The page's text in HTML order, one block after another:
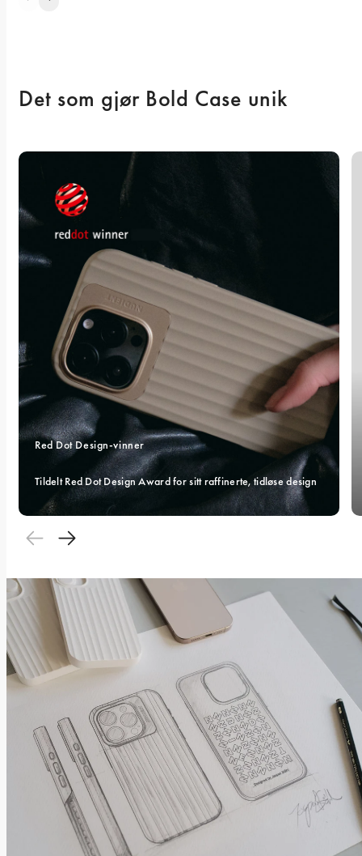
Det som gjør Bold Case unik
Red Dot Design-vinner
Tildelt Red Dot Design Award for sitt raffinerte, tidløse design